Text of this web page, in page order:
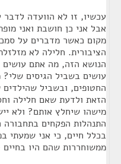
אבל אני כן חושבת ואני
מקום כאשר מדברים על
הציבורית. חלילה לא
הנושא הזה, מה אתם
החטופים, ובשביל
הזאת ולדעת שאם חלילה
מישהו שיחלץ אותם? ולא
התנהלות הפקחים
ממשוחררות שהם היו